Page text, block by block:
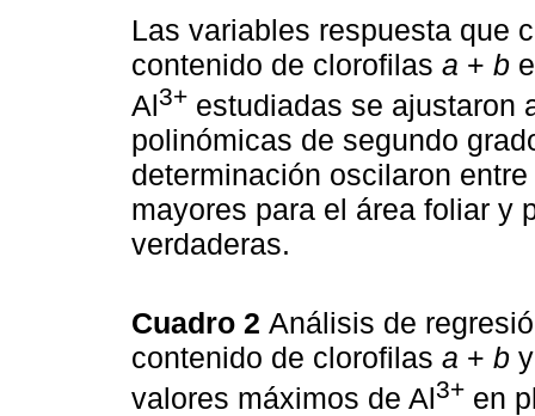
Las variables respuesta que
contenido de clorofilas a + b
Al3+ estudiadas se ajustaron
polinómicas de segundo
determinación oscilaron
mayores para el área foliar y
verdaderas.
Cuadro 2 Análisis de
contenido de clorofilas a + b
valores máximos de Al3+ en